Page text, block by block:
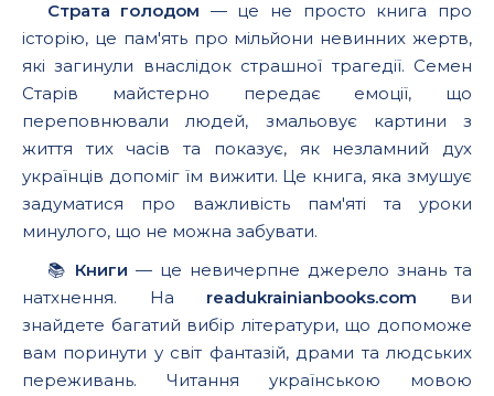
Страта голодом — це не просто книга про
історію, це пам'ять про мільйони невинних жертв,
які загинули внаслідок страшної трагедії. Семен
Старів майстерно передає емоції, що
переповнювали людей, змальовує картини з
життя тих часів та показує, як незламний дух
українців допоміг їм вижити. Це книга, яка змушує
задуматися про важливість пам'яті та уроки
минулого, що не можна забувати.
📚 Книги — це невичерпне джерело знань та
натхнення. На readukrainianbooks.com ви
знайдете багатий вибір літератури, що допоможе
вам поринути у світ фантазій, драми та людських
переживань. Читання українською мовою